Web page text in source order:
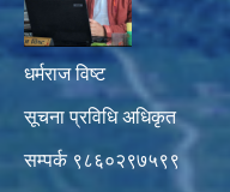
धर्मराज विष्ट
सूचना प्रविधि अधिकृत
सम्पर्क ९८६०२९७५९९